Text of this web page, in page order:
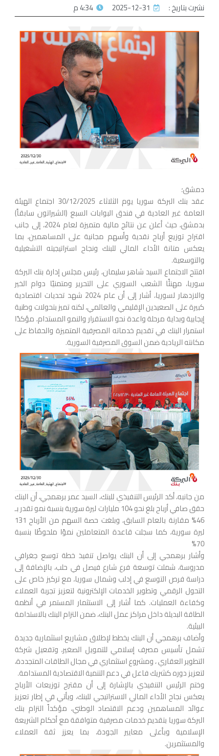
نشرت بتاريخ : 2025-12-31 4:34 م
دمشق؛
عقد بنك البركة سوريا يوم الثلاثاء 30/12/2025 اجتماع الهيئة
العامة غير العادية في فندق البوابات السبع (الشيراتون سابقاً)
بدمشق، حيث أعلن عن نتائج مالية متميزة لعام 2024، إلى جانب
اقتراح توزيع أرباح نقدية وأسهم مجانية على المساهمين، بما
يعكس متانة الأداء المالي للبنك ونجاح استراتيجيته التشغيلية
والتوسعية.
افتتح الاجتماع السيد شاهر سليمان، رئيس مجلس إدارة بنك البركة
سوريا، مهنئًا الشعب السوري على التحرير ومتمنيًا دوام الخير
والازدهار لسوريا، أشار إلى أن عام 2024 شهد تحديات اقتصادية
كبيرة على الصعيدين الإقليمي والعالمي، لكنه تميز بتحولات وطنية
إيجابية وبداية مرحلة واعدة نحو الاستقرار والنمو المستدام، مؤكدًا
استمرار البنك في تقديم خدماته المصرفية المتميزة والحفاظ على
مكانته الريادية ضمن السوق المصرفية السورية.
من جانبه، أكد الرئيس التنفيذي للبنك، السيد عمر برهمجي، أن البنك
حقق صافي أرباح بلغ نحو 104 مليارات ليرة سورية بنسبة نمو تقدر بـ
46% مقارنة بالعام السابق، وبلغت حصة السهم من الأرباح 131
ليرة سورية، كما سجلت قاعدة المتعاملين نموًا ملحوظًا بنسبة
70%
وأشار برهمجي إلى أن البنك يواصل تنفيذ خطة توسع جغرافي
مدروسة، شملت توسعة فرع شارع فيصل في حلب، بالإضافة إلى
دراسة فرص التوسع في إدلب وشمال سوريا، مع تركيز خاص على
التحول الرقمي وتطوير الخدمات الإلكترونية لتعزيز تجربة العملاء
وكفاءة العمليات. كما أشار إلى الاستثمار المستمر في أنظمة
الطاقة البديلة داخل مراكز عمل البنك، ضمن التزام البنك بالاستدامة
البيئية.
وأضاف برهمجي أن البنك يخطط لإطلاق مشاريع استثمارية جديدة
تشمل تأسيس مصرف إسلامي للتمويل الصغير، وتفعيل شركة
التطوير العقاري ، ومشروع استثماري في مجال الطاقات المتجددة،
لتعزيز دوره كشريك فاعل في دعم التنمية الاقتصادية المستدامة.
وختم الرئيس التنفيذي بالإشارة إلى أن مقترح توزيعات الأرباح
يعكس نجاح الأداء المالي الاستراتيجي للبنك، ويأتي في إطار تعزيز
عوائد المساهمين ودعم الاقتصاد الوطني، مؤكداً التزام بنك
البركة سوريا بتقديم خدمات مصرفية متوافقة مع أحكام الشريعة
الإسلامية وبأعلى معايير الجودة، بما يعزز ثقة العملاء
والمستثمرين.